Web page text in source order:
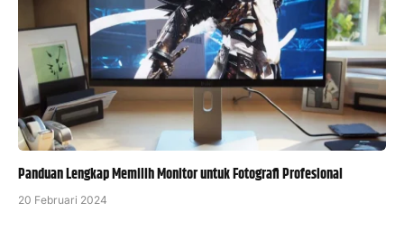
Panduan Lengkap Memilih Monitor untuk Fotografi Profesional
20 Februari 2024